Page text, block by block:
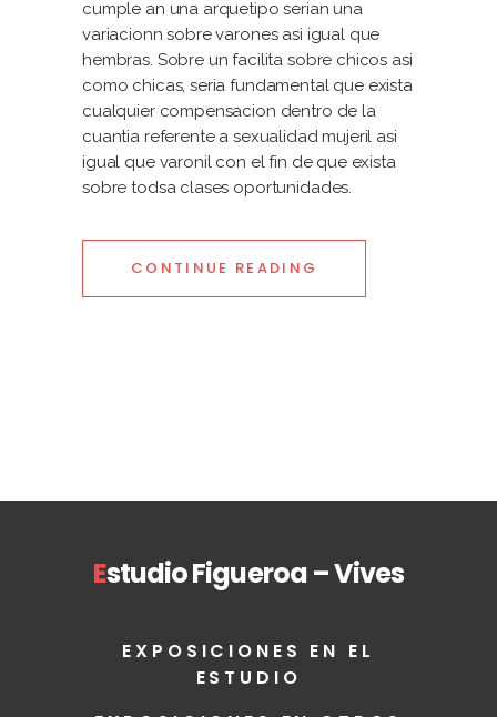
cumple an una arquetipo serian una
variacionn sobre varones asi igual que
hembras. Sobre un facilita sobre chicos asi
como chicas, seria fundamental que exista
cualquier compensacion dentro de la
cuantia referente a sexualidad mujeril asi
igual que varonil con el fin de que exista
sobre todsa clases oportunidades.
CONTINUE READING
Estudio Figueroa – Vives
EXPOSICIONES EN EL
ESTUDIO